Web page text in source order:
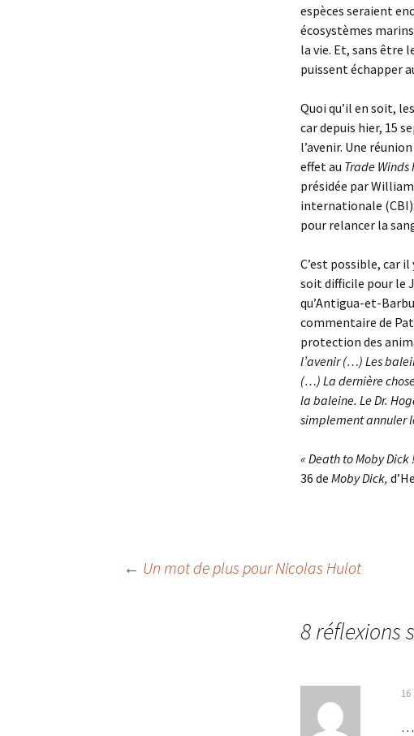
espèces seraient
écosystèmes
la vie. Et, sans être
puissent échapper
Quoi qu’il en soit,
car depuis hier, 15
l’avenir. Une
effet au Trade Winds
présidée par
internationale
pour relancer la
C’est possible, car il
soit difficile pour le
qu’Antigua-et-
commentaire de
protection des
l’avenir (…) Les
(…) La dernière
la baleine. Le Dr.
simplement annuler
« Death to Moby
36 de Moby Dick,
Navigation
← Un mot de plus pour Nicolas Hulot
8 réflexions